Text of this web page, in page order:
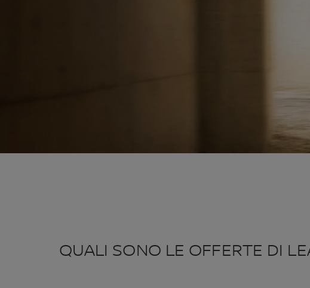
QUALI SONO LE OFFERTE DI